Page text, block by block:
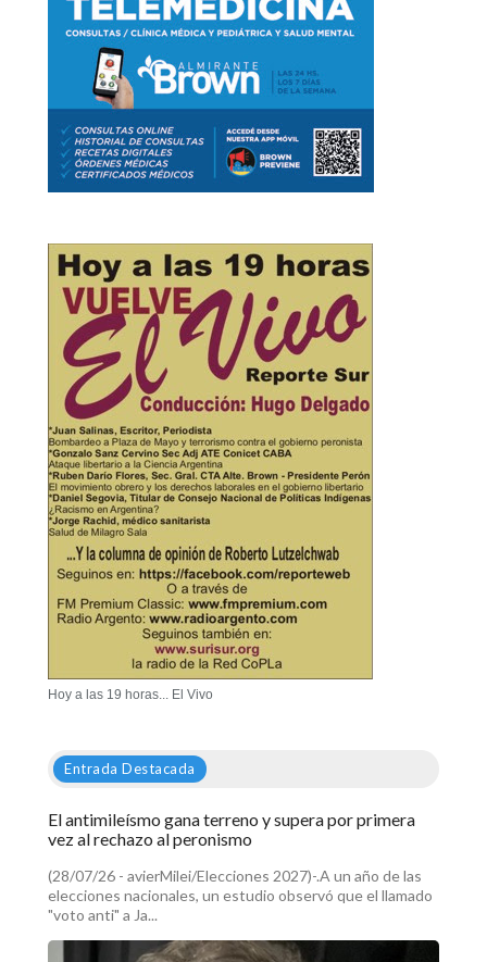
Hoy a las 19 horas... El Vivo
Entrada Destacada
El antimileísmo gana terreno y supera por primera
vez al rechazo al peronismo
(28/07/26 - avierMilei/Elecciones 2027)-.A un año de las
elecciones nacionales, un estudio observó que el llamado
"voto anti" a Ja...